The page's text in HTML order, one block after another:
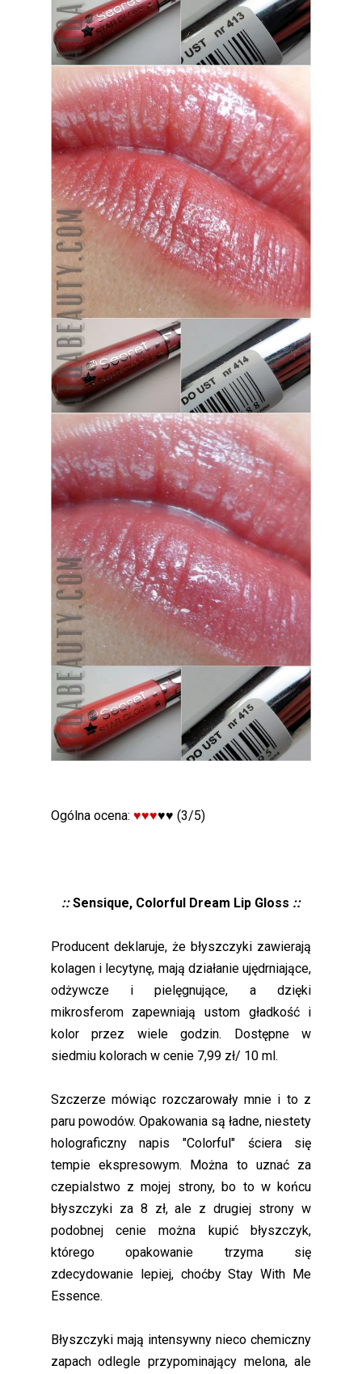
Ogólna ocena: ♥♥♥♥♥ (3/5)
::Sensique, Colorful Dream Lip Gloss ::
Producent deklaruje, że błyszczyki zawierają
kolagen i lecytynę, mają działanie ujędrniające,
odżywcze i pielęgnujące, a dzięki
mikrosferom zapewniają ustom gładkość i
kolor przez wiele godzin. Dostępne w
siedmiu kolorach w cenie 7,99 zł/ 10 ml.
Szczerze mówiąc rozczarowały mnie i to z
paru powodów. Opakowania są ładne, niestety
holograficzny napis "Colorful" ściera się
tempie ekspresowym. Można to uznać za
czepialstwo z mojej strony, bo to w końcu
błyszczyki za 8 zł, ale z drugiej strony w
podobnej cenie można kupić błyszczyk,
którego opakowanie trzyma się
zdecydowanie lepiej, choćby Stay With Me
Essence.
Błyszczyki mają intensywny nieco chemiczny
zapach odlegle przypominający melona, ale